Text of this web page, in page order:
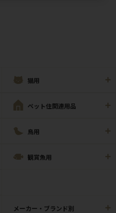
猫用
ペット住関連用品
鳥用
観賞魚用
メーカー・ブランド別